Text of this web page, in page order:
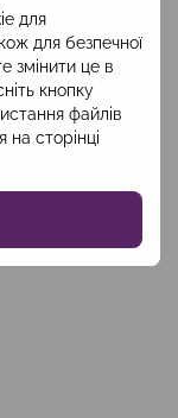
для
для безпечної
змінити це в
кнопку
файлів
сторінці
та спідницею
обираючи діловий
і мінімуму
на ліфі, які
виготовлена
буднів.
100% Код: